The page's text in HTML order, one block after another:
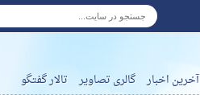
آخرین اخبار گالری تصاویر تالار گفتگو